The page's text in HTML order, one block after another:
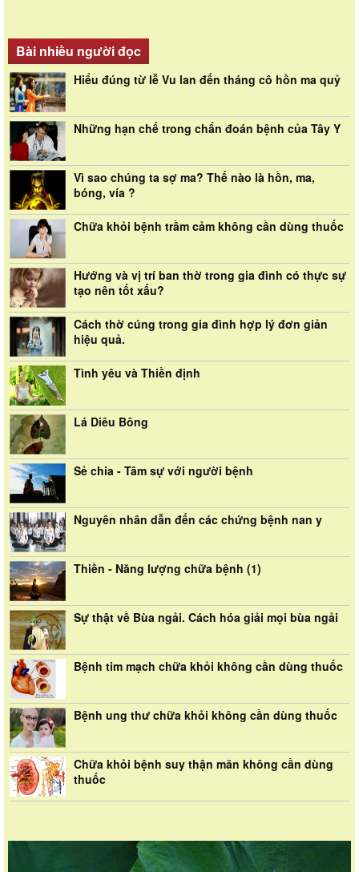
Bài nhiều người đọc
Hiểu đúng từ lễ Vu lan đến tháng cô hồn ma quỷ
Những hạn chế trong chẩn đoán bệnh của Tây Y
Vì sao chúng ta sợ ma? Thế nào là hồn, ma,
bóng, vía ?
Chữa khỏi bệnh trầm cảm không cần dùng thuốc
Hướng và vị trí ban thờ trong gia đình có thực sự
tạo nên tốt xấu?
Cách thờ cúng trong gia đình hợp lý đơn giản
hiệu quả.
Tình yêu và Thiền định
Lá Diêu Bông
Sẻ chia - Tâm sự với người bệnh
Nguyên nhân dẫn đến các chứng bệnh nan y
Thiền - Năng lượng chữa bệnh (1)
Sự thật về Bùa ngải. Cách hóa giải mọi bùa ngải
Bệnh tim mạch chữa khỏi không cần dùng thuốc
Bệnh ung thư chữa khỏi không cần dùng thuốc
Chữa khỏi bệnh suy thận mãn không cần dùng
thuốc